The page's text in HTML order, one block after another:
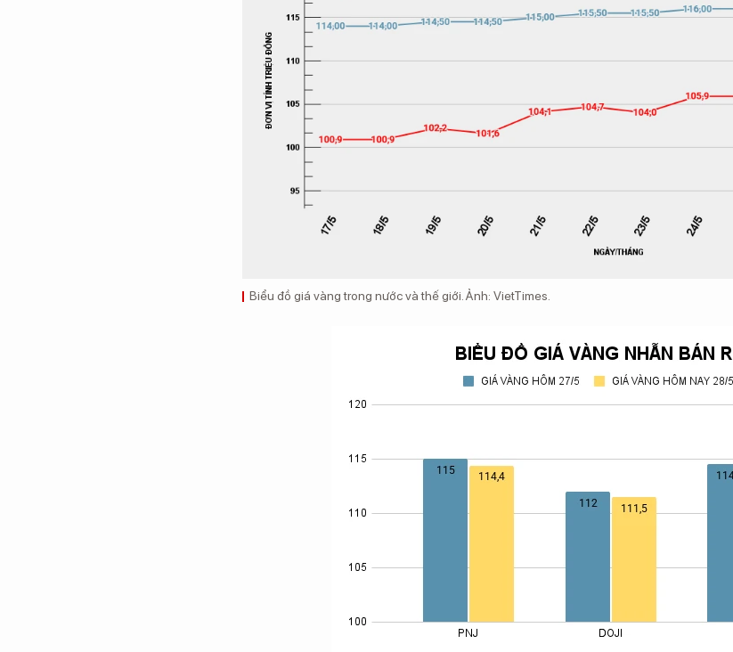
Biểu đồ giá vàng trong nước và thế giới. Ảnh: VietTimes.